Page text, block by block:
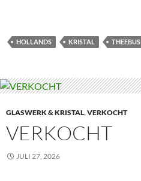
HOLLANDS KRISTAL THEEBUS
GLASWERK & KRISTAL,VERKOCHT
VERKOCHT
JULI 27, 2026